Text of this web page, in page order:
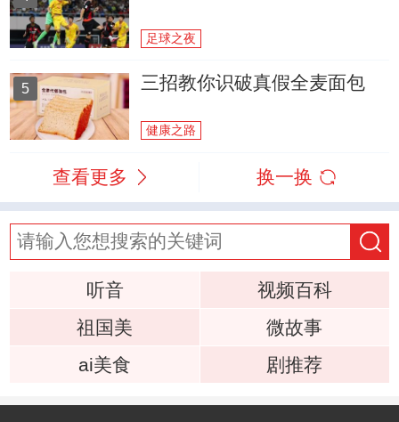
足球之夜
5 三招教你识破真假全麦面包
健康之路
查看更多 换一换
听音
视频百科
祖国美
微故事
ai美食
剧推荐